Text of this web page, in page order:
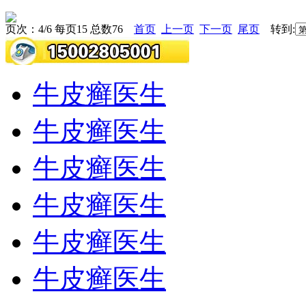
页次：4/6 每页15 总数76 首页 上一页 下一页 尾页 转到:
牛皮癣医生
牛皮癣医生
牛皮癣医生
牛皮癣医生
牛皮癣医生
牛皮癣医生